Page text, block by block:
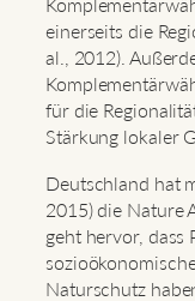
einerseits die
al., 2012).
für die
Stärkung lokaler
Deutschland hat
2015) die Nature
geht hervor, dass
Naturschutz